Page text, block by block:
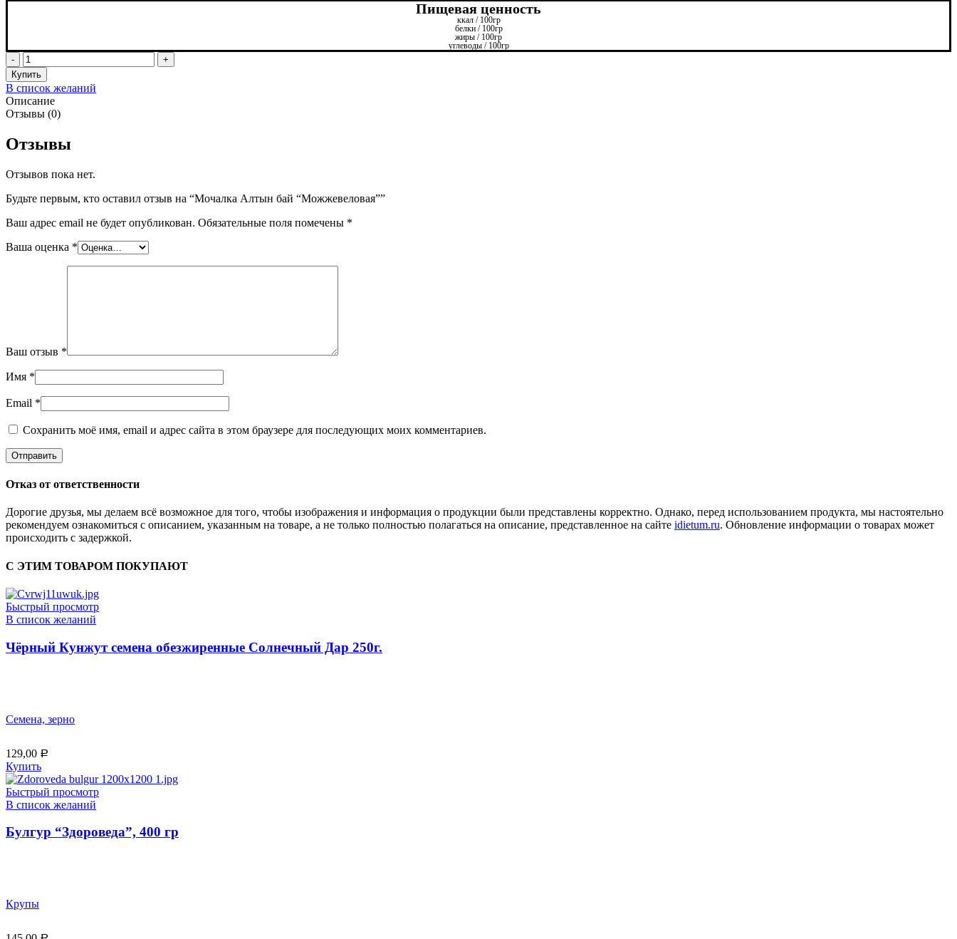
Пищевая ценность
ккал / 100гр
белки / 100гр
жиры / 100гр
углеводы / 100гр
Количество
товара
Мочалка
Алтын
бай
"Можжевеловая"
Купить
В список желаний
Описание
Отзывы (0)
Отзывы
Отзывов пока нет.
Будьте первым, кто оставил отзыв на “Мочалка Алтын бай “Можжевеловая””
Ваш адрес email не будет опубликован. Обязательные поля помечены *
Ваша оценка *
Ваш отзыв *
Имя *
Email *
Сохранить моё имя, email и адрес сайта в этом браузере для последующих моих комментариев.
Отказ от ответственности
Дорогие друзья, мы делаем всё возможное для того, чтобы изображения и информация о продукции были представлены корректно. Однако, перед использованием продукта, мы настоятельно
рекомендуем ознакомиться с описанием, указанным на товаре, а не только полностью полагаться на описание, представленное на сайте idietum.ru. Обновление информации о товарах может
происходить с задержкой.
С ЭТИМ ТОВАРОМ ПОКУПАЮТ
Быстрый просмотр
В список желаний
Чёрный Кунжут семена обезжиренные Солнечный Дар 250г.
Семена, зерно
129,00 Р
Купить
Быстрый просмотр
В список желаний
Булгур “Здороведа”, 400 гр
Крупы